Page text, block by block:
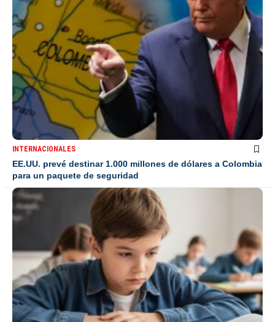
INTERNACIONALES
EE.UU. prevé destinar 1.000 millones de dólares a Colombia
para un paquete de seguridad